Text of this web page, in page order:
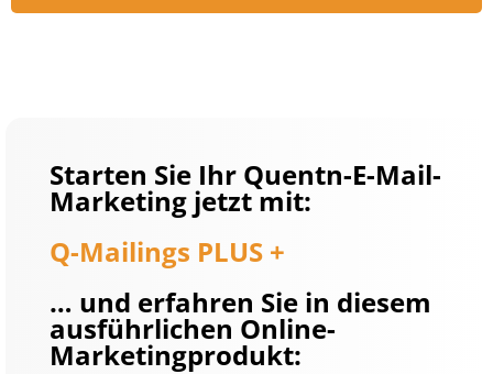
Starten Sie Ihr Quentn-E-Mail-
Marketing jetzt mit:
Q-Mailings PLUS +
… und erfahren Sie in diesem
ausführlichen Online-
Marketingprodukt: